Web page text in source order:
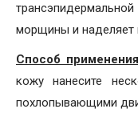
морщины и наделяет
Способ
кожу нанесите
похлопывающими